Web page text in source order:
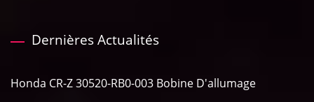
Dernières Actualités
Honda CR-Z 30520-RB0-003 Bobine D'allumage